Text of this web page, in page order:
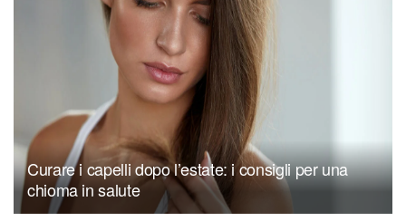
Curare i capelli dopo l’estate: i consigli per una
chioma in salute